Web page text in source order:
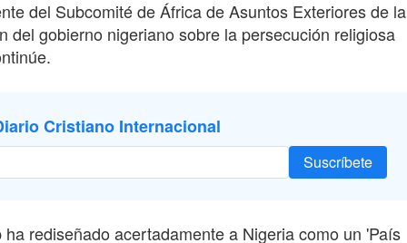
del Subcomité de África de Asuntos Exteriores de la
del gobierno nigeriano sobre la persecución religiosa
Cristiano Internacional
Suscríbete
rediseñado acertadamente a Nigeria como un 'País